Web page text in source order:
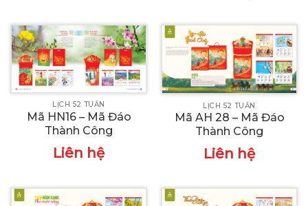
LỊCH 52 TUẦN
Mã HN16 – Mã Đáo
Thành Công
Liên hệ
LỊCH 52 TUẦN
Mã AH 28 – Mã Đáo
Thành Công
Liên hệ